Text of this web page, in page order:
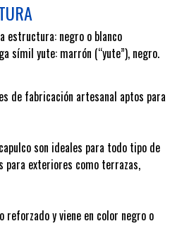
estructura: negro o blanco
símil yute: marrón (“yute”), negro.
de fabricación artesanal aptos para
son ideales para todo tipo de
para exteriores como terrazas,
y viene en color negro o